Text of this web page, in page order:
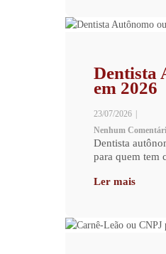
Dentista
em 2026
23/07/2026
Nenhum
Dentista
para quem tem
Ler mais